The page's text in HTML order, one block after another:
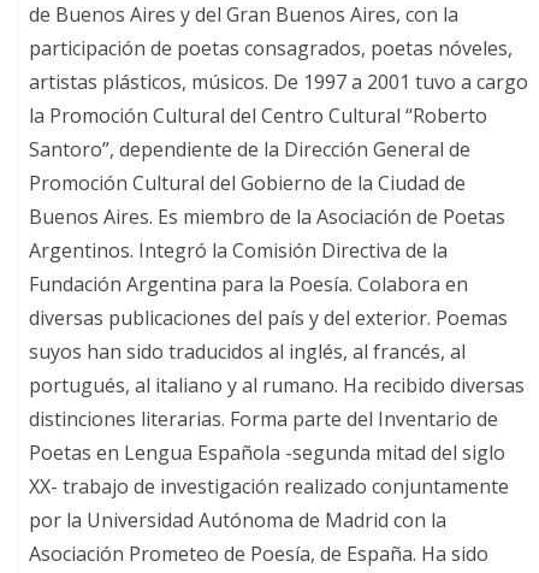
de Buenos Aires y del Gran Buenos Aires, con la
participación de poetas consagrados, poetas nóveles,
artistas plásticos, músicos. De 1997 a 2001 tuvo a cargo
la Promoción Cultural del Centro Cultural “Roberto
Santoro”, dependiente de la Dirección General de
Promoción Cultural del Gobierno de la Ciudad de
Buenos Aires. Es miembro de la Asociación de Poetas
Argentinos. Integró la Comisión Directiva de la
Fundación Argentina para la Poesía. Colabora en
diversas publicaciones del país y del exterior. Poemas
suyos han sido traducidos al inglés, al francés, al
portugués, al italiano y al rumano. Ha recibido diversas
distinciones literarias. Forma parte del Inventario de
Poetas en Lengua Española -segunda mitad del siglo
XX- trabajo de investigación realizado conjuntamente
por la Universidad Autónoma de Madrid con la
Asociación Prometeo de Poesía, de España. Ha sido